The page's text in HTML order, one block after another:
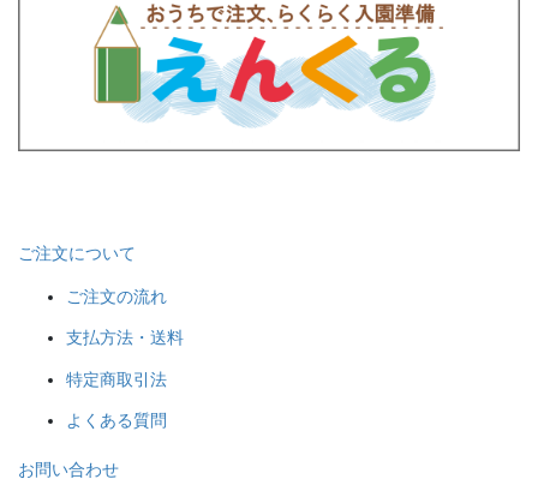
ご注文について
ご注文の流れ
支払方法・送料
特定商取引法
よくある質問
お問い合わせ